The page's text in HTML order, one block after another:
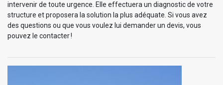
intervenir de toute urgence. Elle effectuera un diagnostic de votre
structure et proposera la solution la plus adéquate. Si vous avez
des questions ou que vous voulez lui demander un devis, vous
pouvez le contacter !